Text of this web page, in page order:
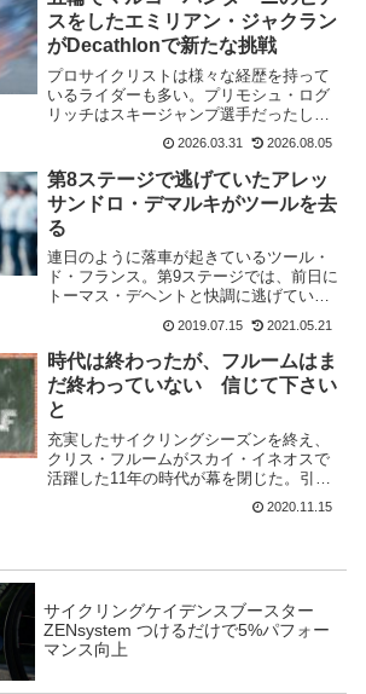
は4分の差を60km...
スをしたエミリアン・ジャクラン
がDecathlonで新たな挑戦
プロサイクリストは様々な経歴を持って
いるライダーも多い。プリモシュ・ログ
リッチはスキージャンプ選手だったし、
ヨナス・ヴィンゲゴーは魚加工工場で働
いていた。2025 ツール・ド・フランス総
合3位のフロリアン・リポヴィッツが、元
バイアスロン選手...
2026.03.31 2026.08.05
第8ステージで逃げていたアレッ
サンドロ・デマルキがツールを去
る
連日のように落車が起きているツール・
ド・フランス。第9ステージでは、前日に
トーマス・デヘントと快調に逃げていた
アレッサンドロ・デマルキが落車してし
まった。デマルキは、集団内で激しく落
車し救急車でサンテティエンヌの病院に
搬送された。チームによ...
2019.07.15 2021.05.21
時代は終わったが、フルームはま
だ終わっていない 信じて下さい
と
充実したサイクリングシーズンを終え、
クリス・フルームがスカイ・イネオスで
活躍した11年の時代が幕を閉じた。引退
ではなく、威厳を持って次の新チームで
締めくくりたいという。フルームは昨年
2020.11.15
サイクリングケイデンスブースター
ZENsystem つけるだけで5%パフォー
マンス向上